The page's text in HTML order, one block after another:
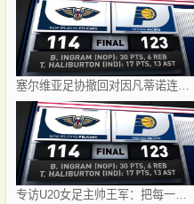
塞尔维亚足协撤回对因凡蒂诺连任国际足联主席的支持